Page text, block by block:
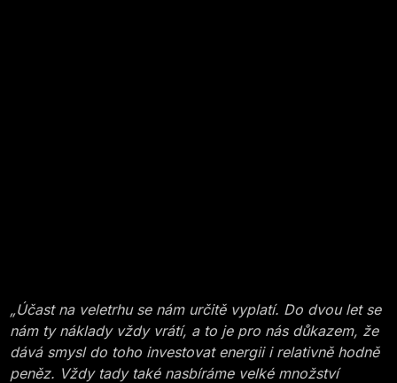
„Účast na veletrhu se nám určitě vyplatí. Do dvou let se
nám ty náklady vždy vrátí, a to je pro nás důkazem, že
dává smysl do toho investovat energii i relativně hodně
peněz. Vždy tady také nasbíráme velké množství